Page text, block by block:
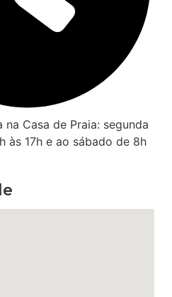
Casa de Praia: segunda
às 17h e ao sábado de 8h